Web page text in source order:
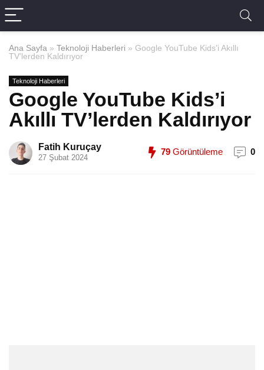
Ana Sayfa » Teknoloji Haberleri » Google YouTube Kids’i Akıllı
TV’lerden Kaldırıyor
Teknoloji Haberleri
Google YouTube Kids’i
Akıllı TV’lerden Kaldırıyor
Fatih Kuruçay
27 Şubat 2024
79 Görüntüleme 0